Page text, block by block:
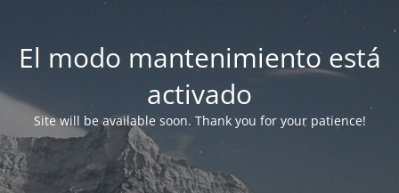
El modo mantenimiento está
activado
Site will be available soon. Thank you for your patience!